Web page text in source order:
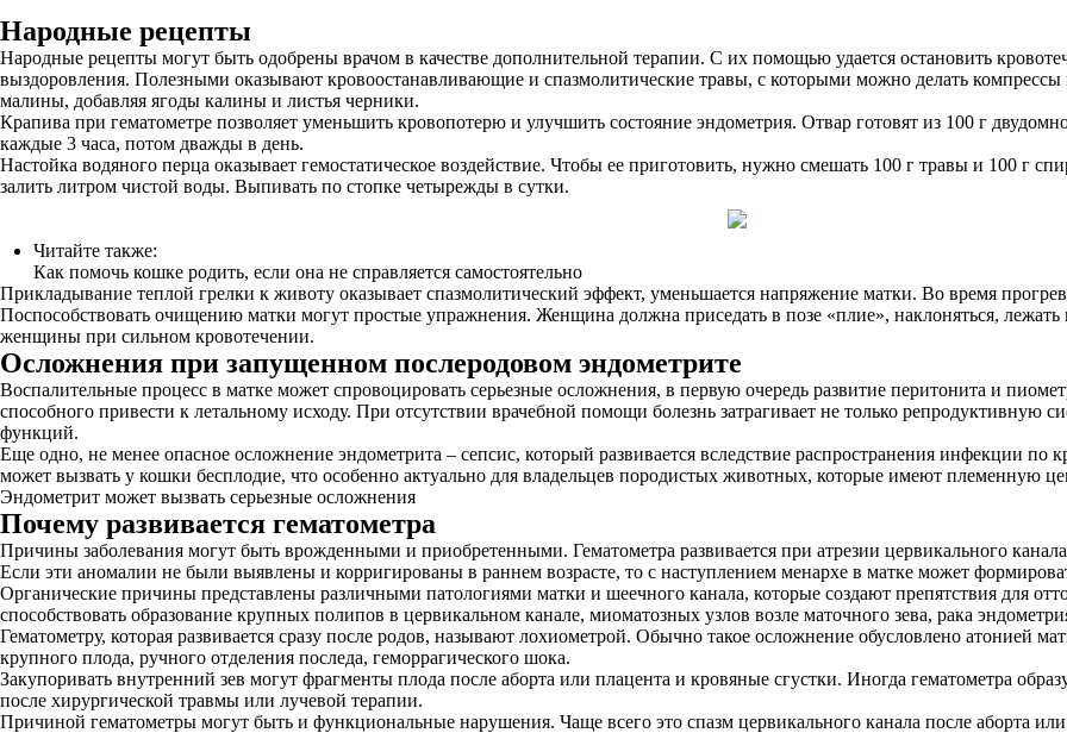
Народные рецепты
Народные рецепты могут быть одобрены врачом в качестве дополнительной терапии. С их помощью удается остановить
выздоровления. Полезными оказывают кровоостанавливающие и спазмолитические травы, с которыми можно делать
малины, добавляя ягоды калины и листья черники.
Крапива при гематометре позволяет уменьшить кровопотерю и улучшить состояние эндометрия. Отвар готовят из 100 г
каждые 3 часа, потом дважды в день.
Настойка водяного перца оказывает гемостатическое воздействие. Чтобы ее приготовить, нужно смешать 100 г травы и 100 г
залить литром чистой воды. Выпивать по стопке четырежды в сутки.
Читайте также:
Как помочь кошке родить, если она не справляется самостоятельно
Прикладывание теплой грелки к животу оказывает спазмолитический эффект, уменьшается напряжение матки. Во время
Поспособствовать очищению матки могут простые упражнения. Женщина должна приседать в позе «плие», наклоняться,
женщины при сильном кровотечении.
Осложнения при запущенном послеродовом эндометрите
Воспалительные процесс в матке может спровоцировать серьезные осложнения, в первую очередь развитие перитонита и
способного привести к летальному исходу. При отсутствии врачебной помощи болезнь затрагивает не только
функций.
Еще одно, не менее опасное осложнение эндометрита – сепсис, который развивается вследствие распространения инфекции по
может вызвать у кошки бесплодие, что особенно актуально для владельцев породистых животных, которые имеют племенную
Эндометрит может вызвать серьезные осложнения
Почему развивается гематометра
Причины заболевания могут быть врожденными и приобретенными. Гематометра развивается при атрезии цервикального
Если эти аномалии не были выявлены и корригированы в раннем возрасте, то с наступлением менархе в матке может
Органические причины представлены различными патологиями матки и шеечного канала, которые создают препятствия для
способствовать образование крупных полипов в цервикальном канале, миоматозных узлов возле маточного зева, рака
Гематометру, которая развивается сразу после родов, называют лохиометрой. Обычно такое осложнение обусловлено атонией
крупного плода, ручного отделения последа, геморрагического шока.
Закупоривать внутренний зев могут фрагменты плода после аборта или плацента и кровяные сгустки. Иногда гематометра
после хирургической травмы или лучевой терапии.
Причиной гематометры могут быть и функциональные нарушения. Чаще всего это спазм цервикального канала после аборта